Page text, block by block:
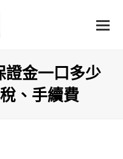
證金一口多少
、手續費